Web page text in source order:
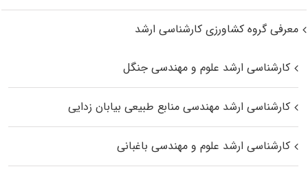
معرفی گروه کشاورزی کارشناسی ارشد
کارشناسی ارشد علوم و مهندسی جنگل
کارشناسی ارشد مهندسی منابع طبیعی بیابان زدایی
کارشناسی ارشد علوم و مهندسی باغبانی